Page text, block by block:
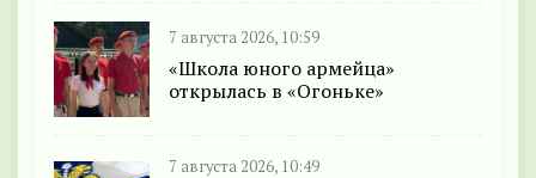
7 августа 2026, 10:59
«Школа юного армейца»
открылась в «Огоньке»
7 августа 2026, 10:49